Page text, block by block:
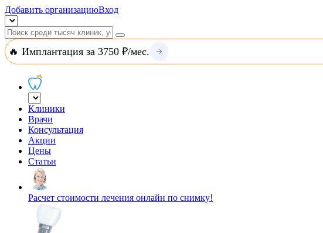
Добавить организациюВход
🔥 Имплантация за 3750 ₽/мес.
Клиники
Врачи
Консультация
Акции
Цены
Статьи
Расчет стоимости лечения онлайн по снимку!